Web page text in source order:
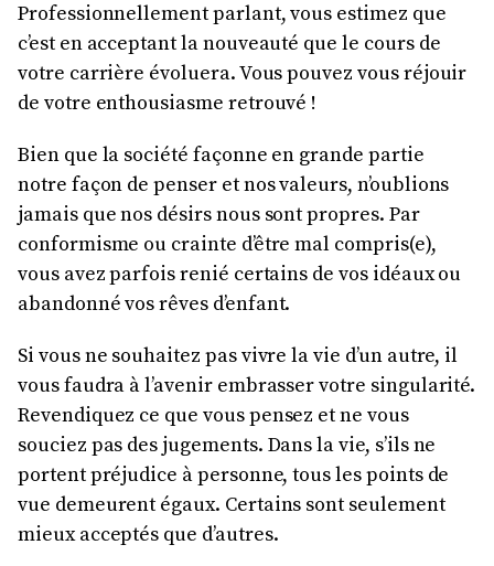
Professionnellement parlant, vous estimez que
c’est en acceptant la nouveauté que le cours de
votre carrière évoluera. Vous pouvez vous réjouir
de votre enthousiasme retrouvé !
Bien que la société façonne en grande partie
notre façon de penser et nos valeurs, n’oublions
jamais que nos désirs nous sont propres. Par
conformisme ou crainte d’être mal compris(e),
vous avez parfois renié certains de vos idéaux ou
abandonné vos rêves d’enfant.
Si vous ne souhaitez pas vivre la vie d’un autre, il
vous faudra à l’avenir embrasser votre singularité.
Revendiquez ce que vous pensez et ne vous
souciez pas des jugements. Dans la vie, s’ils ne
portent préjudice à personne, tous les points de
vue demeurent égaux. Certains sont seulement
mieux acceptés que d’autres.